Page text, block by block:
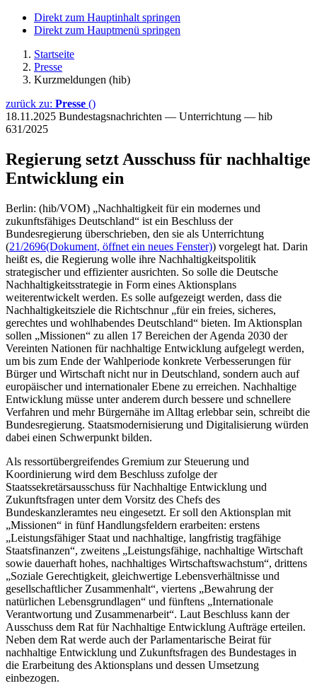
Direkt zum Hauptinhalt springen
Direkt zum Hauptmenü springen
Startseite
Presse
Kurzmeldungen (hib)
zurück zu: Presse ()
18.11.2025 Bundestagsnachrichten — Unterrichtung — hib
631/2025
Regierung setzt Ausschuss für nachhaltige
Entwicklung ein
Berlin: (hib/VOM) „Nachhaltigkeit für ein modernes und
zukunftsfähiges Deutschland“ ist ein Beschluss der
Bundesregierung überschrieben, den sie als Unterrichtung
(21/2696(Dokument, öffnet ein neues Fenster)) vorgelegt hat. Darin
heißt es, die Regierung wolle ihre Nachhaltigkeitspolitik
strategischer und effizienter ausrichten. So solle die Deutsche
Nachhaltigkeitsstrategie in Form eines Aktionsplans
weiterentwickelt werden. Es solle aufgezeigt werden, dass die
Nachhaltigkeitsziele die Richtschnur „für ein freies, sicheres,
gerechtes und wohlhabendes Deutschland“ bieten. Im Aktionsplan
sollen „Missionen“ zu allen 17 Bereichen der Agenda 2030 der
Vereinten Nationen für nachhaltige Entwicklung aufgelegt werden,
um bis zum Ende der Wahlperiode konkrete Verbesserungen für
Bürger und Wirtschaft nicht nur in Deutschland, sondern auch auf
europäischer und internationaler Ebene zu erreichen. Nachhaltige
Entwicklung müsse unter anderem durch bessere und schnellere
Verfahren und mehr Bürgernähe im Alltag erlebbar sein, schreibt die
Bundesregierung. Staatsmodernisierung und Digitalisierung würden
dabei einen Schwerpunkt bilden.
Als ressortübergreifendes Gremium zur Steuerung und
Koordinierung wird dem Beschluss zufolge der
Staatssekretärsausschuss für Nachhaltige Entwicklung und
Zukunftsfragen unter dem Vorsitz des Chefs des
Bundeskanzleramtes neu eingesetzt. Er soll den Aktionsplan mit
„Missionen“ in fünf Handlungsfeldern erarbeiten: erstens
„Leistungsfähiger Staat und nachhaltige, langfristig tragfähige
Staatsfinanzen“, zweitens „Leistungsfähige, nachhaltige Wirtschaft
sowie dauerhaft hohes, nachhaltiges Wirtschaftswachstum“, drittens
„Soziale Gerechtigkeit, gleichwertige Lebensverhältnisse und
gesellschaftlicher Zusammenhalt“, viertens „Bewahrung der
natürlichen Lebensgrundlagen“ und fünftens „Internationale
Verantwortung und Zusammenarbeit“. Laut Beschluss kann der
Ausschuss dem Rat für Nachhaltige Entwicklung Aufträge erteilen.
Neben dem Rat werde auch der Parlamentarische Beirat für
nachhaltige Entwicklung und Zukunftsfragen des Bundestages in
die Erarbeitung des Aktionsplans und dessen Umsetzung
einbezogen.